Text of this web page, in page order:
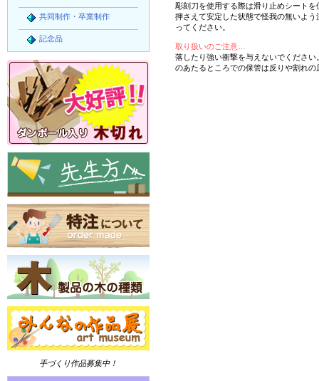
彫刻刀を使用する際は滑り止めシートを
押さえて安定した状態で怪我の無いよう
ってください。
取り扱いのご注意…
落したり強い衝撃を与えないでください
のあたるところでの保管は反りや割れの
共同制作・卒業制作
記念品
手づくり作品募集中！